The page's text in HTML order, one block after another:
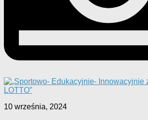
10 września, 2024